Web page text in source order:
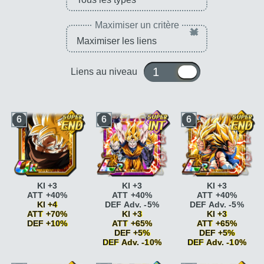
Maximiser un critère ×
Liens au niveau 1 ou 10
6
Race saiyan
ATT
KI +3
ATT +40%
KI +4
ATT +70%
DEF +10%
6
Race saiyan
ATT
KI +3
ATT +40%
DEF Adv. -5%
KI +3
ATT +65%
DEF +5%
DEF Adv. -10%
6
Race saiyan
ATT
KI +3
ATT +40%
DEF Adv. -5%
KI +3
ATT +65%
DEF +5%
DEF Adv. -10%